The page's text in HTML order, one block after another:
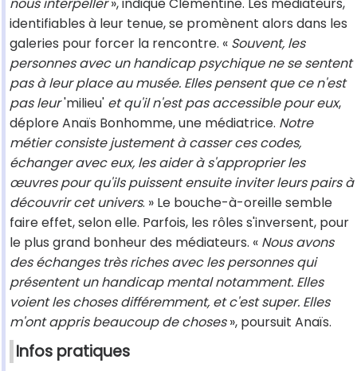
identifiables à leur tenue, se promènent alors dans les
galeries pour forcer la rencontre. « Souvent, les
personnes avec un handicap psychique ne se sentent
pas à leur place au musée. Elles pensent que ce n'est
pas leur'milieu' et qu'il n'est pas accessible pour eux,
déplore Anaïs Bonhomme, une médiatrice. Notre
métier consiste justement à casser ces codes,
échanger avec eux, les aider à s'approprier les
œuvres pour qu'ils puissent ensuite inviter leurs pairs à
découvrir cet univers. » Le bouche-à-oreille semble
faire effet, selon elle. Parfois, les rôles s'inversent, pour
le plus grand bonheur des médiateurs. « Nous avons
des échanges très riches avec les personnes qui
présentent un handicap mental notamment. Elles
voient les choses différemment, et c'est super. Elles
m'ont appris beaucoup de choses», poursuit Anaïs.
Infos pratiques